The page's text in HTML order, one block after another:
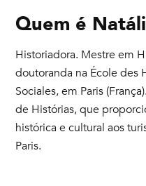
Quem é
Historiadora. Mestre em
doutoranda na École des
Sociales, em Paris
de Histórias, que
histórica e cultural aos
Paris.